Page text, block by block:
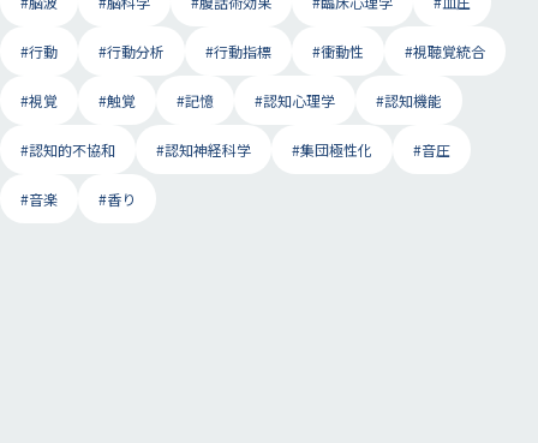
#行動 #行動分析 #行動指標 #衝動性 #視聴覚統合
#視覚 #触覚 #記憶 #認知心理学 #認知機能
#認知的不協和 #認知神経科学 #集団極性化 #音圧
#音楽 #香り